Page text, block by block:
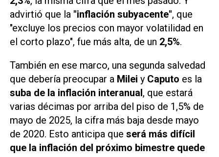
advirtió que la "inflación subyacente", que
"excluye los precios con mayor volatilidad en
el corto plazo", fue más alta, de un 2,5%.
También en ese marco, una segunda salvedad
que debería preocupar a Milei y Caputo es la
suba de la inflación interanual, que estará
varias décimas por arriba del piso de 1,5% de
mayo de 2025, la cifra más baja desde mayo
de 2020. Esto anticipa que será más difícil
que la inflación del próximo bimestre quede